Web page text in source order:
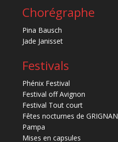
Chorégraphe
Pina Bausch
Jade Janisset
Festivals
Phénix Festival
Festival off Avignon
Festival Tout court
Fêtes nocturnes de GRIGNAN
Pampa
Mises en capsules